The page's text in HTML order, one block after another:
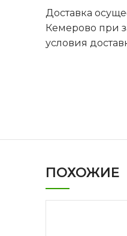
Доставка
Кемерово при
условия
ПОХОЖИЕ